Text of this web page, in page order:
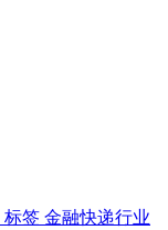
标签 金融快递行业